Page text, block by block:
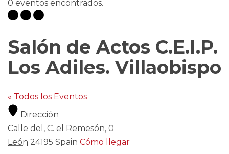
0 eventos encontrados.
Salón de Actos C.E.I.P.
Los Adiles. Villaobispo
« Todos los Eventos
Dirección
Calle del, C. el Remesón, 0
León 24195 Spain Cómo llegar